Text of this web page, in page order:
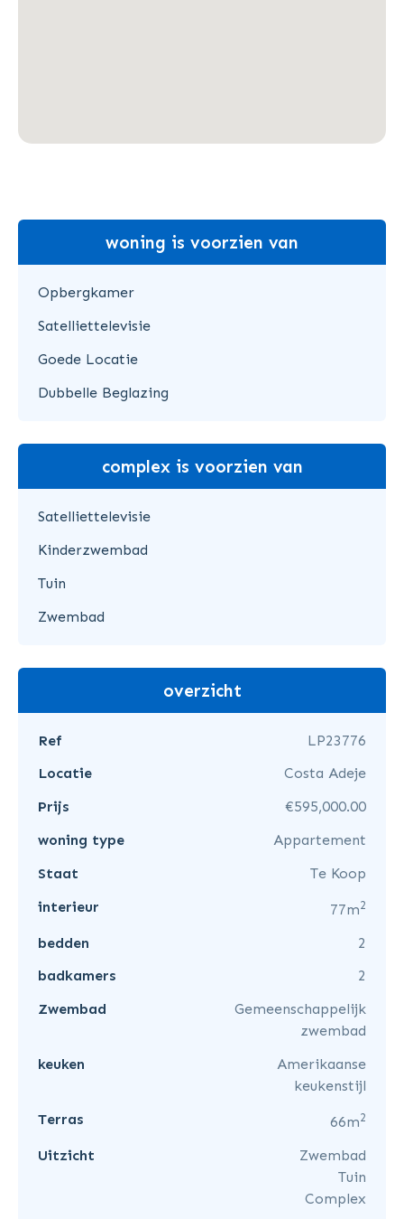
woning is voorzien van
Opbergkamer
Satelliettelevisie
Goede Locatie
Dubbelle Beglazing
complex is voorzien van
Satelliettelevisie
Kinderzwembad
Tuin
Zwembad
overzicht
Ref
LP23776
Locatie
Costa Adeje
Prijs
€595,000.00
woning type
Appartement
Staat
Te Koop
interieur
77m2
bedden
2
badkamers
2
Zwembad
Gemeenschappelijk
zwembad
keuken
Amerikaanse
keukenstijl
Terras
66m2
Uitzicht
Zwembad
Tuin
Complex